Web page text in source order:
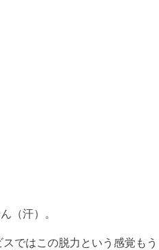
（汗）。
ではこの脱力という感覚も